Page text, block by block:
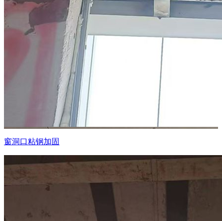
窗洞口粘钢加固